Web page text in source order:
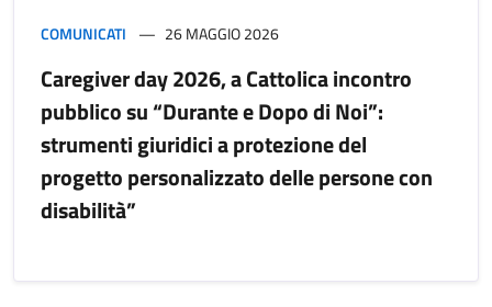
COMUNICATI 26 MAGGIO 2026
Caregiver day 2026, a Cattolica incontro
pubblico su “Durante e Dopo di Noi”:
strumenti giuridici a protezione del
progetto personalizzato delle persone con
disabilità”